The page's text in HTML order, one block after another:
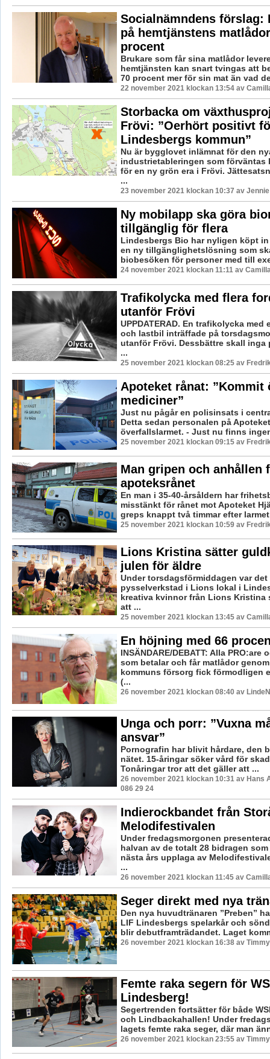
Socialnämndens förslag:
på hemtjänstens
procent
Brukare som får sina matlådor
hemtjänsten kan snart tvingas att
70 procent mer för sin mat än vad
22 november 2021 klockan 13:54 av
Storbacka om
Frövi: ”Oerhört positivt
Lindesbergs kommun”
Nu är bygglovet inlämnat för den
industrietableringen som förväntas
för en ny grön era i Frövi.
...
23 november 2021 klockan 10:37 av
Ny mobilapp ska göra
tillgänglig för flera
Lindesbergs Bio har nyligen köpt
en ny tillgänglighetslösning som
biobesöken för personer med till
24 november 2021 klockan 11:11 av
Trafikolycka med flera
utanför Frövi
UPPDATERAD. En trafikolycka med
och lastbil inträffade på
utanför Frövi. Dessbättre skall inga
...
25 november 2021 klockan 08:25 av
Apoteket rånat: ”Kommit
mediciner”
Just nu pågår en polisinsats i
Detta sedan personalen på
överfallslarmet. - Just nu finns
25 november 2021 klockan 09:15 av
Man gripen och anhållen
apoteksrånet
En man i 35-40-årsåldern har
misstänkt för rånet mot Apoteket
greps knappt två timmar efter
25 november 2021 klockan 10:59 av
Lions Kristina sätter
julen för äldre
Under torsdagsförmiddagen var
pysselverkstad i Lions lokal i
kreativa kvinnor från Lions Kristina
att ...
25 november 2021 klockan 13:45 av
En höjning med 66
INSÄNDARE/DEBATT: Alla PRO:are
som betalar och får matlådor
kommuns försorg fick förmodligen
(...
26 november 2021 klockan 08:40 av
Unga och porr: ”Vuxna
ansvar”
Pornografin har blivit hårdare, den
nätet. 15-åringar söker vård för
Tonåringar tror att det gäller att ...
26 november 2021 klockan 10:31 av Hans
086 29 24
Indierockbandet från
Melodifestivalen
Under fredagsmorgonen
halvan av de totalt 28 bidragen
nästa års upplaga av
...
26 november 2021 klockan 11:45 av
Seger direkt med nya
Den nya huvudtränaren ”Preben”
LIF Lindesbergs spelarkår och
blir debutframträdandet. Laget
26 november 2021 klockan 16:38 av
Femte raka segern för
Lindesberg!
Segertrenden fortsätter för både
och Lindbackahallen! Under
lagets femte raka seger, där man
26 november 2021 klockan 23:55 av